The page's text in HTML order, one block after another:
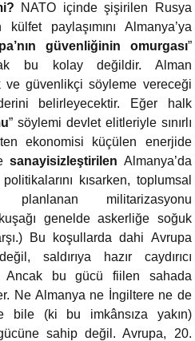
NATO içinde şişirilen Rusya
paylaşımını Almanya’ya
güvenliğinin omurgası”
bu kolay değildir. Alman
güvenlikçi söyleme vereceği
belirleyecektir. Eğer halk
” söylemi devlet elitleriyle sınırlı
ekonomisi küçülen enerjide
sanayisizleştirilen Almanya’da
kısarken, toplumsal
planlanan militarizasyonu
genelde askerliğe soğuk
Bu koşullarda dahi Avrupa
saldırıya hazır caydırıcı
Ancak bu gücü fiilen sahada
Ne Almanya ne İngiltere ne de
bile (ki bu imkânsıza yakın)
sahip değil. Avrupa, 20.